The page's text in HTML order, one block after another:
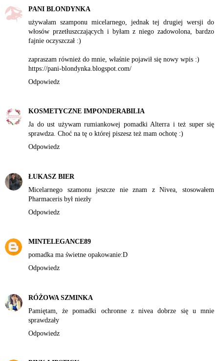
PANI BLONDYNKA
używałam szamponu micelarnego, jednak tej drugiej wersji do
włosów przetłuszczających i byłam z niego zadowolona, bardzo
fajnie oczyszczał :)
zapraszam również do mnie, właśnie pojawił się nowy wpis :)
https://pani-blondynka.blogspot.com/
Odpowiedz
KOSMETYCZNE IMPONDERABILIA
Ja do ust używam rumiankowej pomadki Alterra i też super się
sprawdza. Choć na tę o której piszesz też mam ochotę :)
Odpowiedz
ŁUKASZ BIER
Micelarnego szamonu jeszcze nie znam z Nivea, stosowałem
Pharmaceris był niezły
Odpowiedz
MINTELEGANCE89
pomadka ma świetne opakowanie:D
Odpowiedz
RÓŻOWA SZMINKA
Pamiętam, że pomadki ochronne z nivea dobrze się u mnie
sprawdzały
Odpowiedz